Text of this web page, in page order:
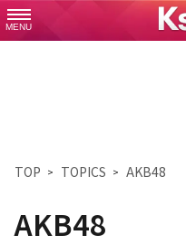
MENU
TOP TOPICS AKB48
AKB48